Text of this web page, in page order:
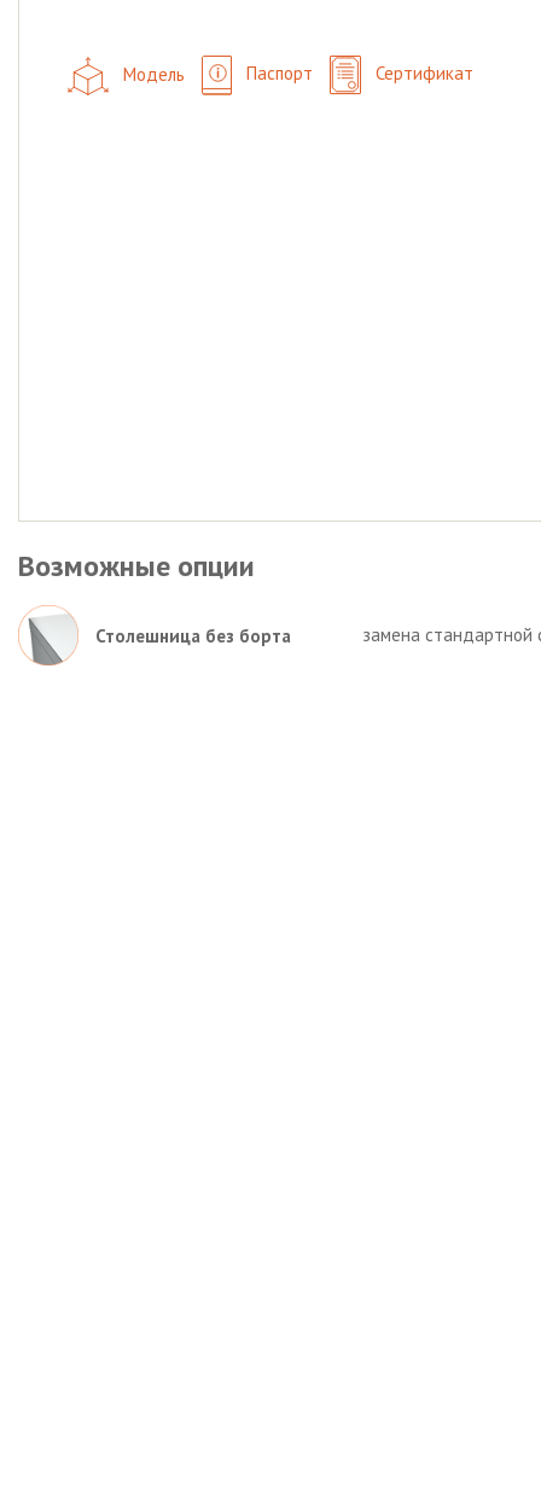
Модель Паспорт Сертификат
Возможные опции
Столешница без борта замена стандартной